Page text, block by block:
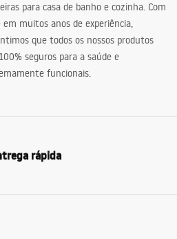
para casa de banho e cozinha. Com
em muitos anos de experiência,
que todos os nossos produtos
seguros para a saúde e
funcionais.
rápida